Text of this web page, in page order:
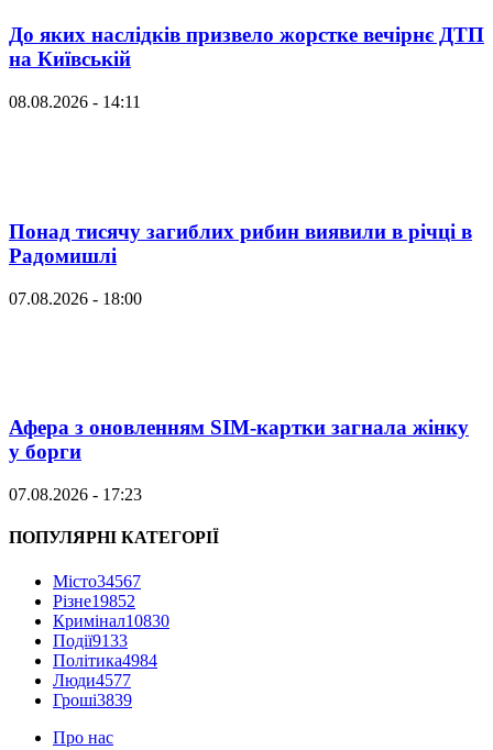
До яких наслідків призвело жорстке вечірнє ДТП
на Київській
08.08.2026 - 14:11
Понад тисячу загиблих рибин виявили в річці в
Радомишлі
07.08.2026 - 18:00
Афера з оновленням SIM-картки загнала жінку
у борги
07.08.2026 - 17:23
ПОПУЛЯРНІ КАТЕГОРІЇ
Місто34567
Різне19852
Кримінал10830
Події9133
Політика4984
Люди4577
Гроші3839
Про нас